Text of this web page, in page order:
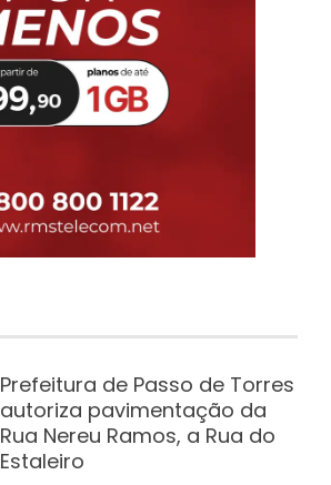
Prefeitura de Passo de Torres
autoriza pavimentação da
Rua Nereu Ramos, a Rua do
Estaleiro